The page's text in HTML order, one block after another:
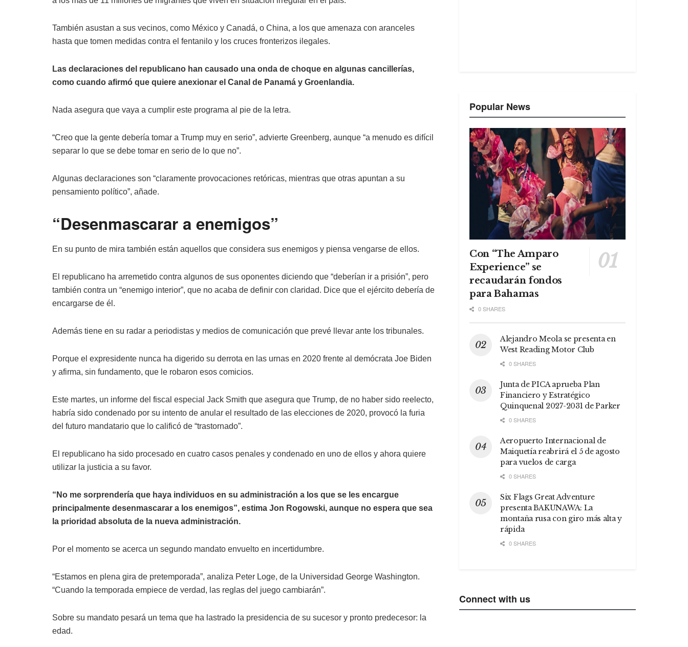
También asustan a sus vecinos, como México y Canadá, o China, a los que amenaza con aranceles
hasta que tomen medidas contra el fentanilo y los cruces fronterizos ilegales.
Las declaraciones del republicano han causado una onda de choque en algunas cancillerías,
como cuando afirmó que quiere anexionar el Canal de Panamá y Groenlandia.
Nada asegura que vaya a cumplir este programa al pie de la letra.
“Creo que la gente debería tomar a Trump muy en serio”, advierte Greenberg, aunque “a menudo es difícil
separar lo que se debe tomar en serio de lo que no”.
Algunas declaraciones son “claramente provocaciones retóricas, mientras que otras apuntan a su
pensamiento político”, añade.
“Desenmascarar a enemigos”
En su punto de mira también están aquellos que considera sus enemigos y piensa vengarse de ellos.
El republicano ha arremetido contra algunos de sus oponentes diciendo que “deberían ir a prisión”, pero
también contra un “enemigo interior”, que no acaba de definir con claridad. Dice que el ejército debería de
encargarse de él.
Además tiene en su radar a periodistas y medios de comunicación que prevé llevar ante los tribunales.
Porque el expresidente nunca ha digerido su derrota en las urnas en 2020 frente al demócrata Joe Biden
y afirma, sin fundamento, que le robaron esos comicios.
Este martes, un informe del fiscal especial Jack Smith que asegura que Trump, de no haber sido reelecto,
habría sido condenado por su intento de anular el resultado de las elecciones de 2020, provocó la furia
del futuro mandatario que lo calificó de “trastornado”.
El republicano ha sido procesado en cuatro casos penales y condenado en uno de ellos y ahora quiere
utilizar la justicia a su favor.
“No me sorprendería que haya individuos en su administración a los que se les encargue
principalmente desenmascarar a los enemigos”, estima Jon Rogowski, aunque no espera que sea
la prioridad absoluta de la nueva administración.
Por el momento se acerca un segundo mandato envuelto en incertidumbre.
“Estamos en plena gira de pretemporada”, analiza Peter Loge, de la Universidad George Washington.
“Cuando la temporada empiece de verdad, las reglas del juego cambiarán”.
Sobre su mandato pesará un tema que ha lastrado la presidencia de su sucesor y pronto predecesor: la
edad.
Popular News
Con “The Amparo
Experience” se
recaudarán fondos
para Bahamas
0 SHARES
Alejandro Meola se presenta en
West Reading Motor Club
0 SHARES
Junta de PICA aprueba Plan
Financiero y Estratégico
Quinquenal 2027-2031 de Parker
0 SHARES
Aeropuerto Internacional de
Maiquetía reabrirá el 5 de agosto
para vuelos de carga
0 SHARES
Six Flags Great Adventure
presenta BAKUNAWA: La
montaña rusa con giro más alta y
rápida
0 SHARES
Connect with us